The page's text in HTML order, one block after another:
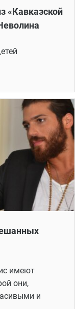
«Кавказской
имеют
они,
и